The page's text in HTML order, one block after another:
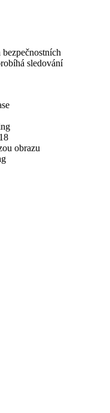
bezpečnostních
sledování
obrazu